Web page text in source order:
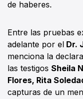
de haberes.
Entre las pruebas
adelante por el Dr.
menciona la
las testigos Sheila
Flores, Rita
capturas de un